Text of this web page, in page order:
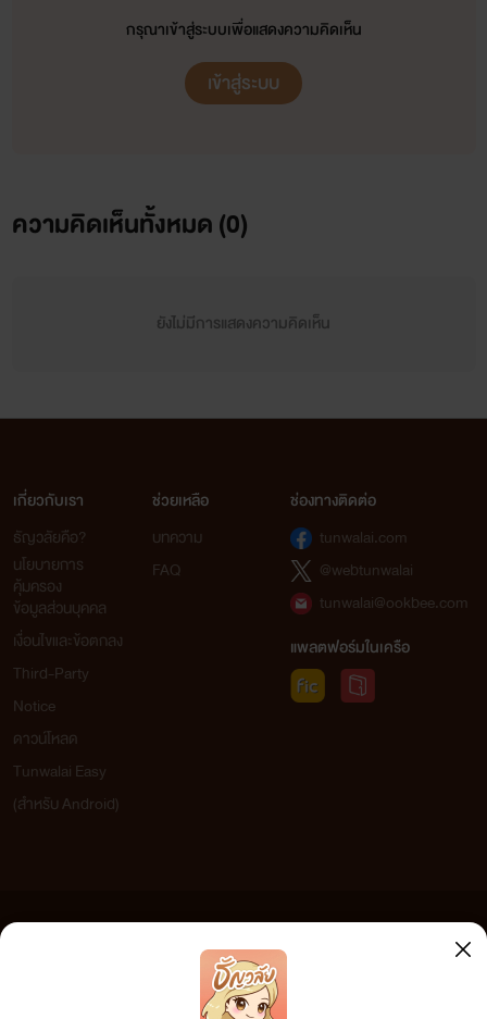
กรุณาเข้าสู่ระบบเพื่อแสดงความคิดเห็น
เข้าสู่ระบบ
ความคิดเห็นทั้งหมด (0)
ยังไม่มีการแสดงความคิดเห็น
เกี่ยวกับเรา
ธัญวลัยคือ?
นโยบายการ
คุ้มครอง
ข้อมูลส่วนบุคคล
เงื่อนไขและข้อตกลง
Third-Party
Notice
ดาวน์โหลด
Tunwalai Easy
(สำหรับ Android)
ช่วยเหลือ
บทความ
FAQ
ช่องทางติดต่อ
tunwalai.com
@webtunwalai
tunwalai@ookbee.com
แพลตฟอร์มในเครือ
เว็บไซต์แห่งนี้ไม่ได้เห็นด้วยและไม่ขอรับผิดชอบต่อข้อความใดๆ ทั้งสิ้น ดังนั้นผู้อ่านทุกท่านโปรดใช้
วิจารณญาณในการกลั่นกรองด้วยตนเอง และหากท่านพบข้อความใดๆ ที่ขัดต่อกฎหมายและศีลธรรม
กรุณาแจ้งมาที่ tunwalai@ookbee.com เพื่อทีมงานจะได้ดำเนินการในทันที ทั้งนี้ ทางเว็บไซต์ขอสงวน